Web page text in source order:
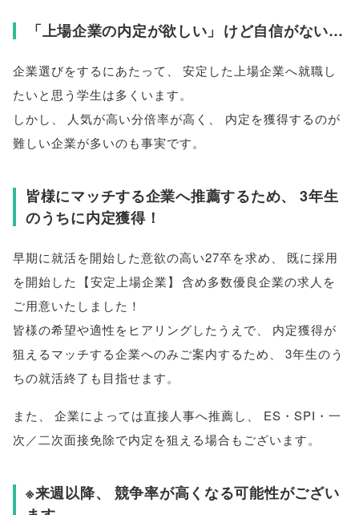
「上場企業の内定が欲しい 」 けど自信がない…
企業選びをするにあたって 、
安定した上場企業へ就職し
たいと思う学生は多くいます。
しかし 、 人気が高い分倍率が高く 、
内定を獲得するのが
難しい企業が多いのも事実です。
皆様にマッチする企業へ推薦するため、
3年生
のうちに内定獲得！
早期に就活を開始した意欲の高い27卒を求め
既に採用
を開始した
【安定上場企業】 含め多数優良企業の求人を
ご用意いたしました！
皆様の希望や適性をヒアリングしたうえで
内定獲得が
狙えるマッチする企業へのみご案内するため
3年生のう
ちの就活終了も目指せます。
また 企業によっては直接人事へ推薦し
ES・SPI・一
次／二次面接免除で内定を狙える場合もございます。
※来週以降、
競争率が高くなる可能性がござい